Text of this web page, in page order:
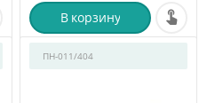
В корзину
ПН-011/404